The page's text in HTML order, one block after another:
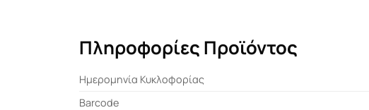
Πληροφορίες Προϊόντος
Ημερομηνία Κυκλοφορίας
Barcode